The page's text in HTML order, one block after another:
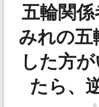
五輪関係
みれの五
した方
たら、